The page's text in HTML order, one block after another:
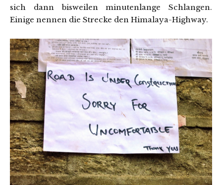
sich dann bisweilen minutenlange Schlangen.
Einige nennen die Strecke den Himalaya-Highway.